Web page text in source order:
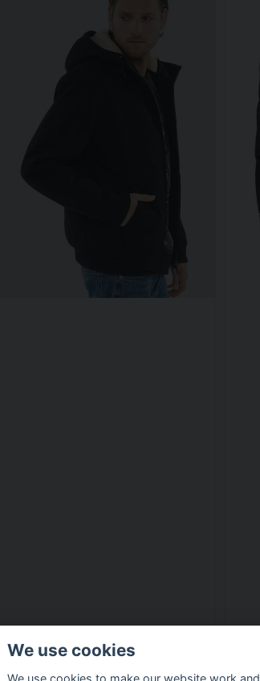
We use cookies
We use cookies to make our website work and